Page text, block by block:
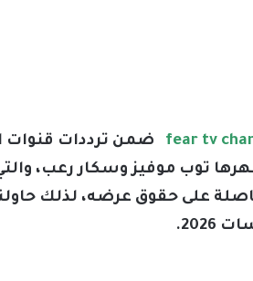
ضمن ترددات قنوات
توب موفيز وسكار رعب،
حاصلة على حقوق عرضه، لذلك